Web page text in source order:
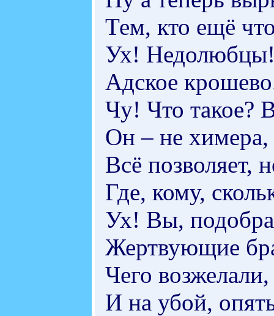
Тем, кто ещё
Ух!
Адское
Чу! Что такое?
Он – не химера,
Всё позволяет,
Где, кому,
Ух! Вы,
Жертвующие
Чего
И на убой,